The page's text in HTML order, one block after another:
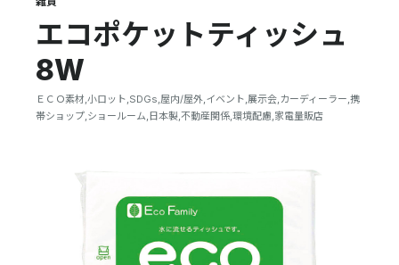
エコポケットティッシュ
8W
ＥＣＯ素材,小ロット,SDGs,屋内/屋外,イベント,展示会,カーディーラー,携
帯ショップ,ショールーム,日本製,不動産関係,環境配慮,家電量販店